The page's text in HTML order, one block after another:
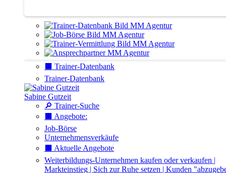
⬛️ Trainer-Datenbank
Trainer-Datenbank
Sabine Gutzeit
🔎 Trainer-Suche
⬛️ Angebote:
Job-Börse
Unternehmensverkäufe
⬛️ Aktuelle Angebote
Weiterbildungs-Unternehmen kaufen oder verkaufen |
Markteinstieg | Sich zur Ruhe setzen | Kunden